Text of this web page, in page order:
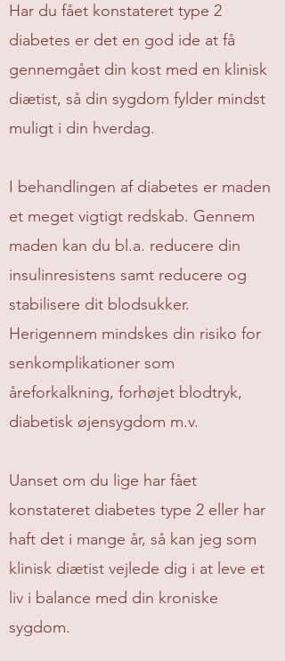
Har du fået konstateret type 2
diabetes er det en god ide at få
gennemgået din kost med en klinisk
diætist, så din sygdom fylder mindst
muligt i din hverdag.
I behandlingen af diabetes er maden
et meget vigtigt redskab. Gennem
maden kan du bl.a. reducere din
insulinresistens samt reducere og
stabilisere dit blodsukker.
Herigennem mindskes din risiko for
senkomplikationer som
åreforkalkning, forhøjet blodtryk,
diabetisk øjensygdom m.v.
Uanset om du lige har fået
konstateret diabetes type 2 eller har
haft det i mange år, så kan jeg som
klinisk diætist vejlede dig i at leve et
liv i balance med din kroniske
sygdom.